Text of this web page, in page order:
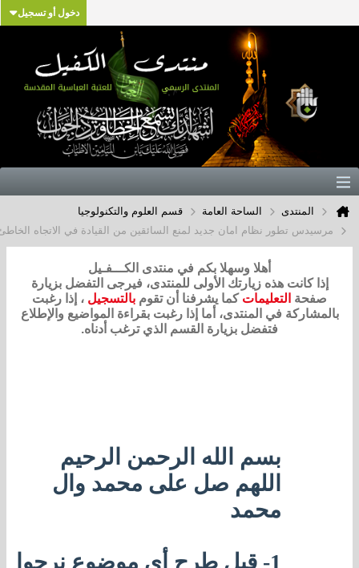
دخول أو تسجيل
المنتدى الساحة العامة
قسم العلوم والتكنولوجيا
مرسيدس تطور نظام امان جديد لمنع السائقين من القيادة في الاتجاه الخاطئ
أهلا وسهلا بكم في منتدى الكـــفـيل
إذا كانت هذه زيارتك الأولى للمنتدى، فيرجى التفضل بزيارة
صفحة التعليماتكما يشرفنا أن تقوم بالتسجيل، إذا رغبت
بالمشاركة في المنتدى، أما إذا رغبت بقراءة المواضيع والإطلاع
فتفضل بزيارة القسم الذي ترغب أدناه.
بسم الله الرحمن الرحيم
اللهم صل على محمد وال
محمد
1- قبل طرح أي موضوع نرجوا